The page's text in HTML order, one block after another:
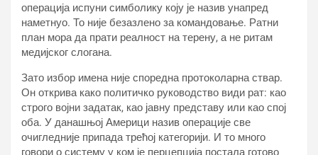
операција испуни симболику коју је назив унапред
наметнуо. То није безазлено за командовање. Ратни
план мора да прати реалност на терену, а не ритам
медијског слогана.
Зато избор имена није споредна протоколарна ствар.
Он открива како политичко руководство види рат: као
строго војни задатак, као јавну представу или као спој
оба. У данашњој Америци назив операције све
очигледније припада трећој категорији. И то много
говори о систему у ком је перцепција постала готово